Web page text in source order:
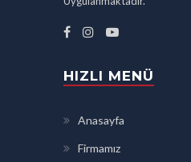
HIZLI MENÜ
Anasayfa
Firmamız